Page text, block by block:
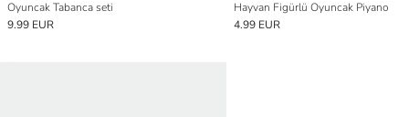
Oyuncak Tabanca seti
9.99 EUR
Hayvan Figürlü Oyuncak Piyano
4.99 EUR